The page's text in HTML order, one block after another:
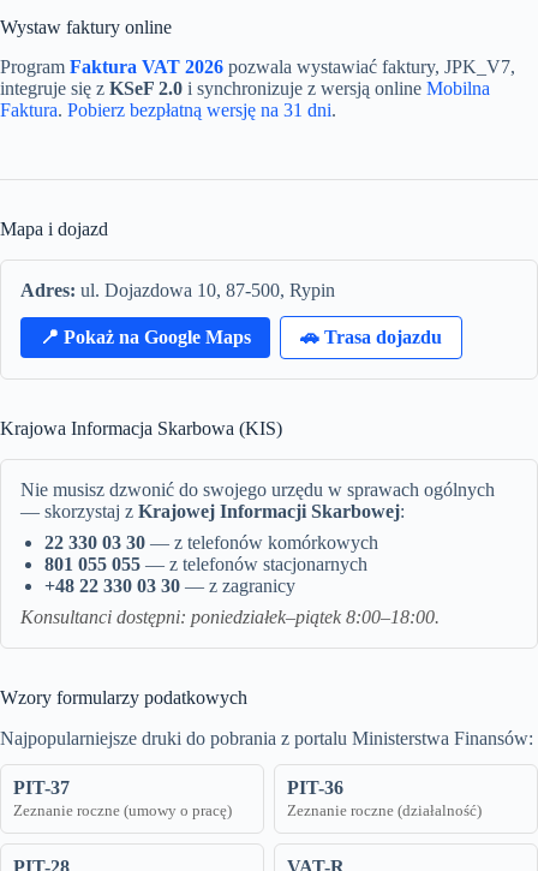
Wystaw faktury online
Program Faktura VAT 2026 pozwala wystawiać faktury, JPK_V7,
integruje się z KSeF 2.0 i synchronizuje z wersją online Mobilna
Faktura. Pobierz bezpłatną wersję na 31 dni.
Mapa i dojazd
Adres: ul. Dojazdowa 10, 87-500, Rypin
📍 Pokaż na Google Maps 🚗 Trasa dojazdu
Krajowa Informacja Skarbowa (KIS)
Nie musisz dzwonić do swojego urzędu w sprawach ogólnych
— skorzystaj z Krajowej Informacji Skarbowej:
22 330 03 30 — z telefonów komórkowych
801 055 055 — z telefonów stacjonarnych
+48 22 330 03 30 — z zagranicy
Konsultanci dostępni: poniedziałek–piątek 8:00–18:00.
Wzory formularzy podatkowych
Najpopularniejsze druki do pobrania z portalu Ministerstwa Finansów:
PIT-37
Zeznanie roczne (umowy o pracę)
PIT-36
Zeznanie roczne (działalność)